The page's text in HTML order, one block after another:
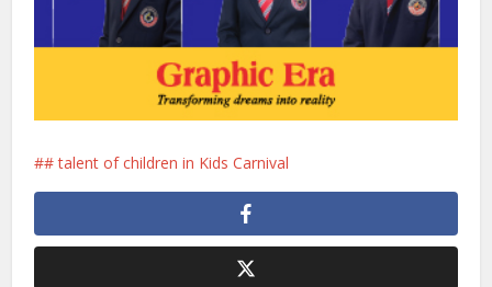
# talent of children in Kids Carnival